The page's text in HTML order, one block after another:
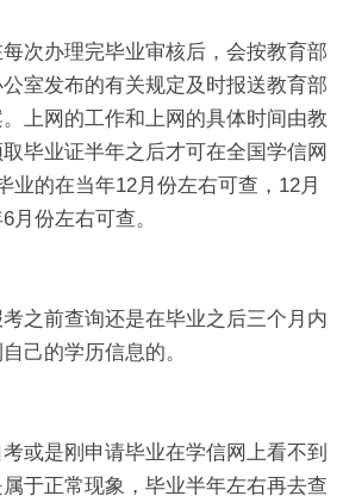
次办理完毕业审核后，会按教育部
室发布的有关规定及时报送教育部
上网的工作和上网的具体时间由教
毕业证半年之后才可在全国学信网
业的在当年12月份左右可查，12月
月份左右可查。
之前查询还是在毕业之后三个月内
己的学历信息的。
或是刚申请毕业在学信网上看不到
于正常现象，毕业半年左右再去查